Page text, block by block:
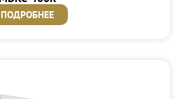
ПОДРОБНЕЕ